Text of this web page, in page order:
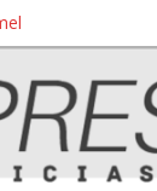
Marqués
tras amparo
eólico